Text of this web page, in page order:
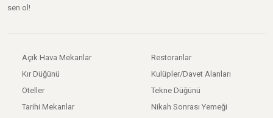
sen ol!
Açık Hava Mekanlar
Kır Düğünü
Oteller
Tarihi Mekanlar
Restoranlar
Kulüpler/Davet Alanları
Tekne Düğünü
Nikah Sonrası Yemeği